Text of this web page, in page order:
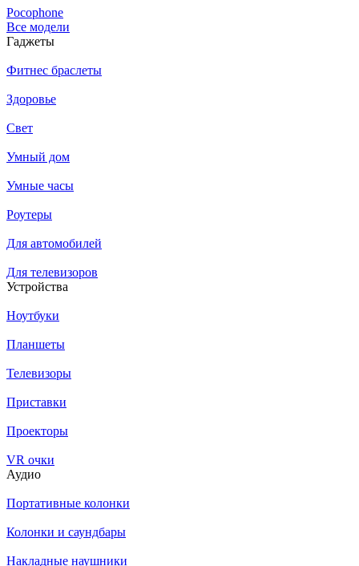
Pocophone
Все модели
Гаджеты
Фитнес браслеты
Здоровье
Свет
Умный дом
Умные часы
Роутеры
Для автомобилей
Для телевизоров
Устройства
Ноутбуки
Планшеты
Телевизоры
Приставки
Проекторы
VR очки
Аудио
Портативные колонки
Колонки и саундбары
Накладные наушники